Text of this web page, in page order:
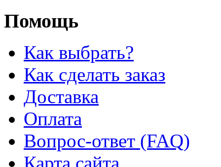
Помощь
Как выбрать?
Как сделать заказ
Доставка
Оплата
Вопрос-ответ (FAQ)